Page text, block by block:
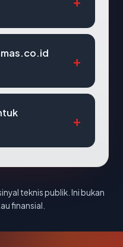
teknis publik. Ini bukan
finansial.